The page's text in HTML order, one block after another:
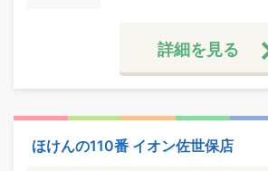
詳細を見る
ほけんの110番 イオン佐世保店